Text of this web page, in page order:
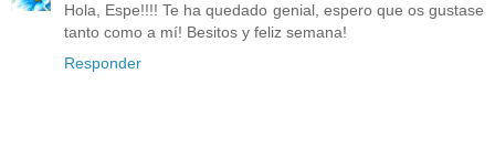
Hola, Espe!!!! Te ha quedado genial, espero que os gustase
tanto como a mí! Besitos y feliz semana!
Responder